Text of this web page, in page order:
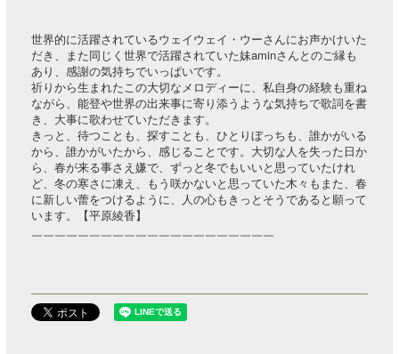
世界的に活躍されているウェイウェイ・ウーさんにお声かけいた
だき、また同じく世界で活躍されていた妹aminさんとのご縁も
あり、感謝の気持ちでいっぱいです。
祈りから生まれたこの大切なメロディーに、私自身の経験も重ね
ながら、能登や世界の出来事に寄り添うような気持ちで歌詞を書
き、大事に歌わせていただきます。
きっと、待つことも、探すことも、ひとりぼっちも、誰かがいる
から、誰かがいたから、感じることです。大切な人を失った日か
ら、春が来る事さえ嫌で、ずっと冬でもいいと思っていたけれ
ど、冬の寒さに凍え、もう咲かないと思っていた木々もまた、春
に新しい蕾をつけるように、人の心もきっとそうであると願って
います。【平原綾香】
￣￣￣￣￣￣￣￣￣￣￣￣￣￣￣￣￣￣￣￣￣